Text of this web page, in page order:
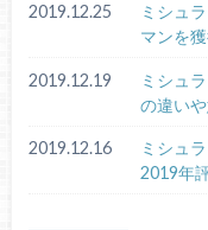
2019.12.25
ミシュ
マンを
2019.12.19
ミシュ
の違い
2019.12.16
ミシュ
2019年